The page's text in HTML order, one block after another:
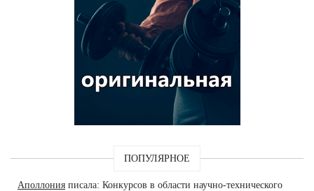
ПОПУЛЯРНОЕ
Аполлония писала: Конкурсов в области научно-технического